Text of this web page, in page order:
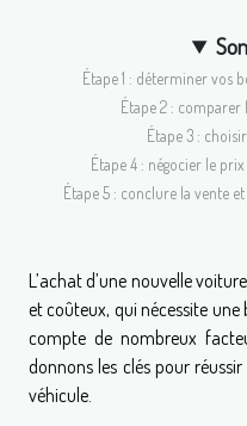
Étape 1 : déterminer vos
Étape 2 :
Étape 3 :
Étape 4 : négocier le
Étape 5 : conclure la vente
L’achat d’une nouvelle
et coûteux, qui nécessite
compte de nombreux
donnons les clés pour
véhicule.